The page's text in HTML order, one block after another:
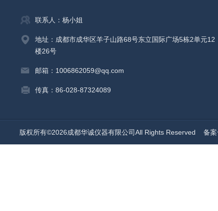
联系人：杨小姐
地址：成都市成华区羊子山路68号东立国际广场5栋2单元12
楼26号
邮箱：1006862059@qq.com
传真：86-028-87324089
版权所有©2026成都华诚仪器有限公司All Rights Reserved 备